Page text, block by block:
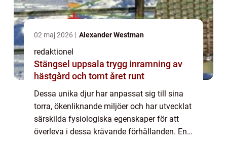
02 maj 2026 Alexander Westman
redaktionel
Stängsel uppsala trygg inramning av
hästgård och tomt året runt
Dessa unika djur har anpassat sig till sina
torra, ökenliknande miljöer och har utvecklat
särskilda fysiologiska egenskaper för att
överleva i dessa krävande förhållanden. En